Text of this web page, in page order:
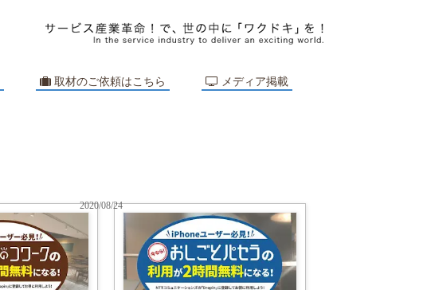
取材のご依頼はこちら メディア掲載
2020/08/24